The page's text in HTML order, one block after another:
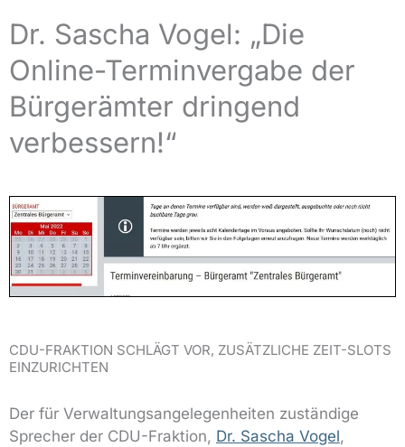
Dr. Sascha Vogel: „Die
Online-Terminvergabe der
Bürgerämter dringend
verbessern!“
CDU-FRAKTION SCHLÄGT VOR, ZUSÄTZLICHE ZEIT-SLOTS
EINZURICHTEN
Der für Verwaltungsangelegenheiten zuständige
Sprecher der CDU-Fraktion, Dr. Sascha Vogel,